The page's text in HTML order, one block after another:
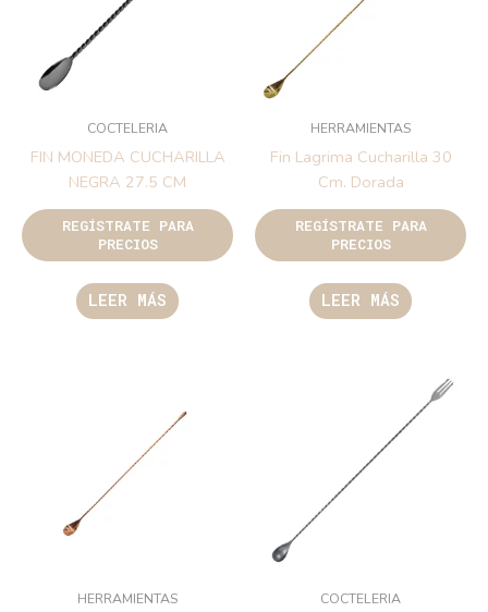
COCTELERIA
FIN MONEDA CUCHARILLA
NEGRA 27.5 CM
REGÍSTRATE PARA
PRECIOS
LEER MÁS
HERRAMIENTAS
Fin Lagrima Cucharilla 30
Cm. Dorada
REGÍSTRATE PARA
PRECIOS
LEER MÁS
HERRAMIENTAS COCTELERIA